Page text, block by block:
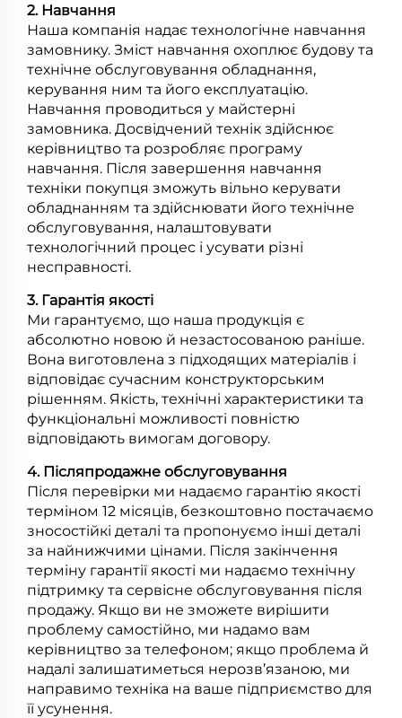
2. Навчання
Наша компанія надає технологічне навчання
замовнику. Зміст навчання охоплює будову та
технічне обслуговування обладнання,
керування ним та його експлуатацію.
Навчання проводиться у майстерні
замовника. Досвідчений технік здійснює
керівництво та розробляє програму
навчання. Після завершення навчання
техніки покупця зможуть вільно керувати
обладнанням та здійснювати його технічне
обслуговування, налаштовувати
технологічний процес і усувати різні
несправності.
3. Гарантія якості
Ми гарантуємо, що наша продукція є
абсолютно новою й незастосованою раніше.
Вона виготовлена з підходящих матеріалів і
відповідає сучасним конструкторським
рішенням. Якість, технічні характеристики та
функціональні можливості повністю
відповідають вимогам договору.
4. Післяпродажне обслуговування
Після перевірки ми надаємо гарантію якості
терміном 12 місяців, безкоштовно постачаємо
зносостійкі деталі та пропонуємо інші деталі
за найнижчими цінами. Після закінчення
терміну гарантії якості ми надаємо технічну
підтримку та сервісне обслуговування після
продажу. Якщо ви не зможете вирішити
проблему самостійно, ми надамо вам
керівництво за телефоном; якщо проблема й
надалі залишатиметься нерозв’язаною, ми
направимо техніка на ваше підприємство для
її усунення.